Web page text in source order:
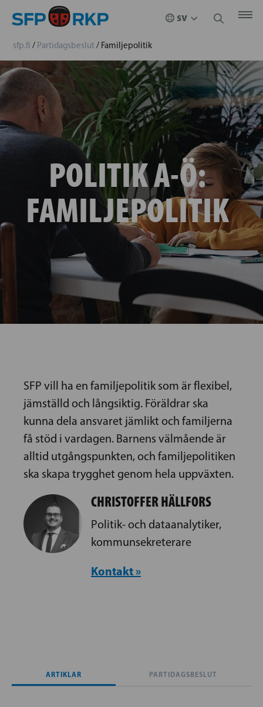
sfp.fi / Partidagsbeslut/ Familjepolitik
POLITIK A-Ö:
FAMILJEPOLITIK
SFP vill ha en familjepolitik som är flexibel,
jämställd och långsiktig. Föräldrar ska
kunna dela ansvaret jämlikt och familjerna
få stöd i vardagen. Barnens välmående är
alltid utgångspunkten, och familjepolitiken
ska skapa trygghet genom hela uppväxten.
CHRISTOFFER HÄLLFORS
Politik- och dataanalytiker,
kommunsekreterare
Kontakt »
ARTIKLAR PARTIDAGSBESLUT